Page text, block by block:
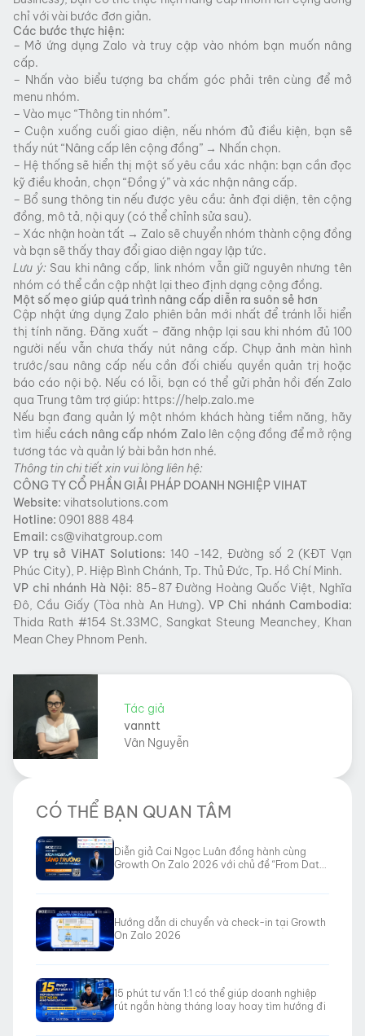
chỉ với vài bước đơn giản.
Các bước thực hiện:
– Mở ứng dụng Zalo và truy cập vào nhóm bạn muốn nâng
cấp.
– Nhấn vào biểu tượng ba chấm góc phải trên cùng để mở
menu nhóm.
– Vào mục “Thông tin nhóm”.
– Cuộn xuống cuối giao diện, nếu nhóm đủ điều kiện, bạn sẽ
thấy nút “Nâng cấp lên cộng đồng” → Nhấn chọn.
– Hệ thống sẽ hiển thị một số yêu cầu xác nhận: bạn cần đọc
kỹ điều khoản, chọn “Đồng ý” và xác nhận nâng cấp.
– Bổ sung thông tin nếu được yêu cầu: ảnh đại diện, tên cộng
đồng, mô tả, nội quy (có thể chỉnh sửa sau).
– Xác nhận hoàn tất → Zalo sẽ chuyển nhóm thành cộng đồng
và bạn sẽ thấy thay đổi giao diện ngay lập tức.
Lưu ý: Sau khi nâng cấp, link nhóm vẫn giữ nguyên nhưng tên
nhóm có thể cần cập nhật lại theo định dạng cộng đồng.
Một số mẹo giúp quá trình nâng cấp diễn ra suôn sẻ hơn
Cập nhật ứng dụng Zalo phiên bản mới nhất để tránh lỗi hiển
thị tính năng. Đăng xuất – đăng nhập lại sau khi nhóm đủ 100
người nếu vẫn chưa thấy nút nâng cấp. Chụp ảnh màn hình
trước/sau nâng cấp nếu cần đối chiếu quyền quản trị hoặc
báo cáo nội bộ. Nếu có lỗi, bạn có thể gửi phản hồi đến Zalo
qua Trung tâm trợ giúp: https://help.zalo.me
Nếu bạn đang quản lý một nhóm khách hàng tiềm năng, hãy
tìm hiểu cách nâng cấp nhóm Zalo lên cộng đồng để mở rộng
tương tác và quản lý bài bản hơn nhé.
Thông tin chi tiết xin vui lòng liên hệ:
CÔNG TY CỔ PHẦN GIẢI PHÁP DOANH NGHIỆP VIHAT
Website: vihatsolutions.com
Hotline: 0901 888 484
Email: cs@vihatgroup.com
VP trụ sởViHAT Solutions: 140 -142, Đường số 2 (KĐT Vạn
Phúc City), P. Hiệp Bình Chánh, Tp. Thủ Đức, Tp. Hồ Chí Minh.
VP chi nhánh Hà Nội: 85-87 Đường Hoàng Quốc Việt, Nghĩa
Đô, Cầu Giấy (Tòa nhà An Hưng).VP Chi nhánh Cambodia:
Thida Rath #154 St.33MC, Sangkat Steung Meanchey, Khan
Mean Chey Phnom Penh.
Tác giả
vanntt
Vân Nguyễn
CÓ THỂ BẠN QUAN TÂM
Diễn giả Cai Ngọc Luân đồng hành cùng
Growth On Zalo 2026 với chủ đề “From Data
Hướng dẫn di chuyển và check-in tại Growth
On Zalo 2026
15 phút tư vấn 1:1 có thể giúp doanh nghiệp
rút ngắn hàng tháng loay hoay tìm hướng đi